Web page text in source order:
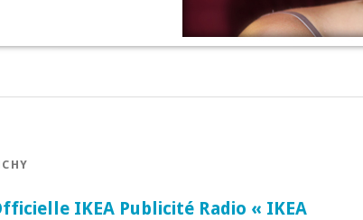
IKEA Publicité Radio « IKEA